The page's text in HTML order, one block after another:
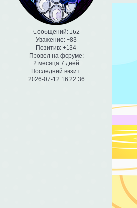
Сообщений:162
Уважение: +83
Позитив: +134
Провел на форуме:
2 месяца 7 дней
Последний визит:
2026-07-12 16:22:36